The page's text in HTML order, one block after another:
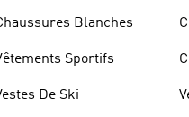
Blanches
Sportifs
De Ski